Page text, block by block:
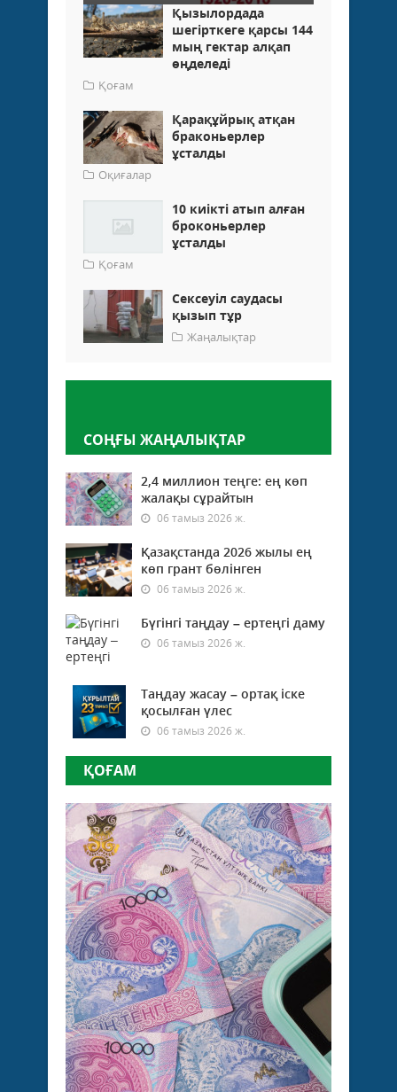
Қызылордада
шегірткеге қарсы 144
мың гектар алқап
өңделеді
Қоғам
Қарақұйрық атқан
браконьерлер
ұсталды
Оқиғалар
10 киікті атып алған
броконьерлер
ұсталды
Қоғам
Сексеуіл саудасы
қызып тұр
Жаңалықтар
СОҢҒЫ ЖАҢАЛЫҚТАР
2,4 миллион теңге: ең көп
жалақы сұрайтын
06 тамыз 2026 ж.
Қазақстанда 2026 жылы ең
көп грант бөлінген
06 тамыз 2026 ж.
Бүгінгі таңдау – ертеңгі даму
06 тамыз 2026 ж.
Таңдау жасау – ортақ іске
қосылған үлес
06 тамыз 2026 ж.
ҚОҒАМ